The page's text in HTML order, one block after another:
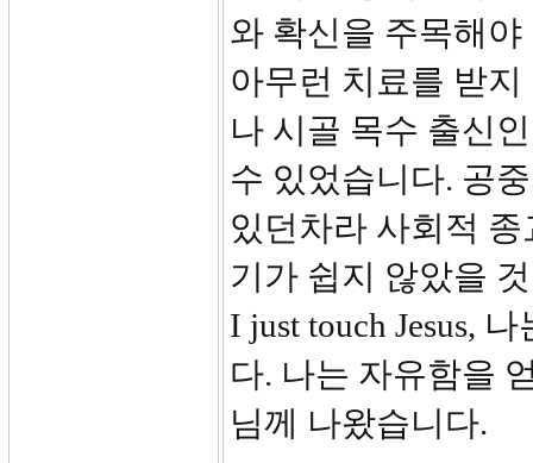
와 확신을 주목해
아무런 치료를 받
나 시골 목수 출신
수 있었습니다. 공
있던차라 사회적
기가 쉽지 않았을
I just touch Jesus,
다. 나는 자유함을
님께 나왔습니다.